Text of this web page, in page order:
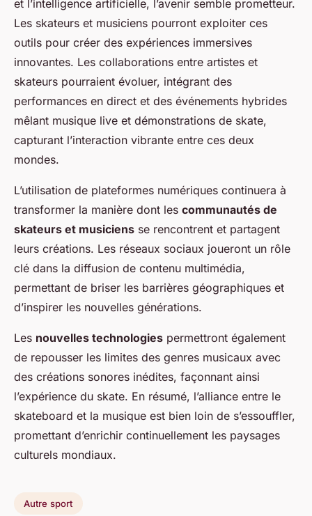
et l’intelligence artificielle, l’avenir semble prometteur.
Les skateurs et musiciens pourront exploiter ces
outils pour créer des expériences immersives
innovantes. Les collaborations entre artistes et
skateurs pourraient évoluer, intégrant des
performances en direct et des événements hybrides
mêlant musique live et démonstrations de skate,
capturant l’interaction vibrante entre ces deux
mondes.
L’utilisation de plateformes numériques continuera à
transformer la manière dont les communautés de
skateurs et musiciens se rencontrent et partagent
leurs créations. Les réseaux sociaux joueront un rôle
clé dans la diffusion de contenu multimédia,
permettant de briser les barrières géographiques et
d’inspirer les nouvelles générations.
Les nouvelles technologies permettront également
de repousser les limites des genres musicaux avec
des créations sonores inédites, façonnant ainsi
l’expérience du skate. En résumé, l’alliance entre le
skateboard et la musique est bien loin de s’essouffler,
promettant d’enrichir continuellement les paysages
culturels mondiaux.
Autre sport